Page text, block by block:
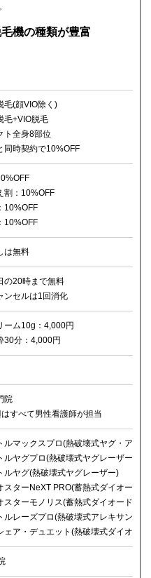
機の種類が豊富
(顔VIO除く)
+VIO脱毛
全身8部位
時契約で10%OFF
割：10%OFF
10%OFF
10%OFF
は無料
の20時まで無料
ンセルは1回消化
ーム10g：4,000円
30分：4,000円
院
すべて男性看護師が担当
ルマックスプロ(熱破壊式ヤグ・アレキ
ルヤグプロ(熱破壊式ヤグレーザー)
ルヤグ(熱破壊式ヤグレーザー)
スターNeXT PRO(蓄熱式ダイオード)
スターモノリス(蓄熱式ダイオード)
ルレーズプロ(熱破壊式アレキサンド
ェア・デュエット(熱破壊式ダイオード